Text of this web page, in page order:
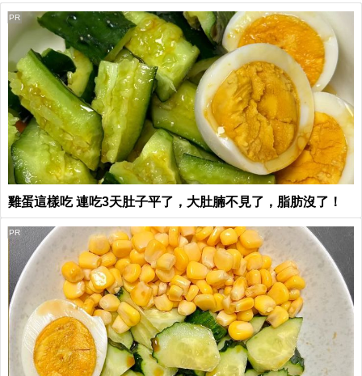
雞蛋這樣吃 連吃3天肚子平了，大肚腩不見了，脂肪沒了！
PR
PR